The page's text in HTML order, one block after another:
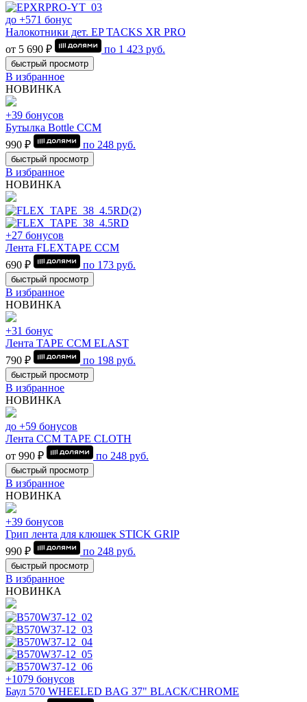
до +571 бонус
Налокотники дет. EP TACKS XR PRO
от 5 690 ₽
по 1 423 руб.
быстрый просмотр
В избранное
НОВИНКА
+39 бонусов
Бутылка Bottle CCM
990 ₽
по 248 руб.
быстрый просмотр
В избранное
НОВИНКА
+27 бонусов
Лента FLEXTAPE CCM
690 ₽
по 173 руб.
быстрый просмотр
В избранное
НОВИНКА
+31 бонус
Лента TAPE CCM ELAST
790 ₽
по 198 руб.
быстрый просмотр
В избранное
НОВИНКА
до +59 бонусов
Лента CCM TAPE CLOTH
от 990 ₽
по 248 руб.
быстрый просмотр
В избранное
НОВИНКА
+39 бонусов
Грип лента для клюшек STICK GRIP
990 ₽
по 248 руб.
быстрый просмотр
В избранное
НОВИНКА
+1079 бонусов
Баул 570 WHEELED BAG 37" BLACK/CHROME